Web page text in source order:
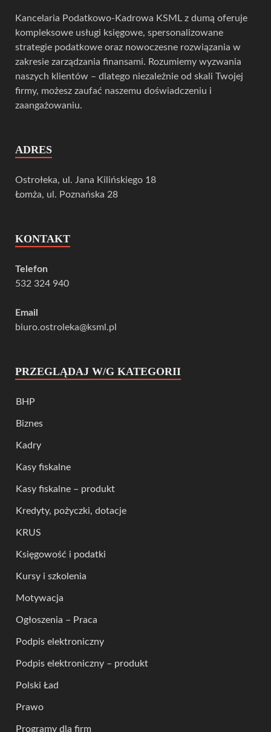
Kancelaria Podatkowo-Kadrowa KSML z dumą oferuje
kompleksowe usługi księgowe, spersonalizowane
strategie podatkowe oraz nowoczesne rozwiązania w
zakresie zarządzania finansami. Rozumiemy wyzwania
naszych klientów – dlatego niezależnie od skali Twojej
firmy, możesz zaufać naszemu doświadczeniu i
zaangażowaniu.
ADRES
Ostrołeka, ul. Jana Kilińskiego 18
Łomża, ul. Poznańska 28
KONTAKT
Telefon
532 324 940
Email
biuro.ostroleka@ksml.pl
PRZEGLĄDAJ W/G KATEGORII
BHP
Biznes
Kadry
Kasy fiskalne
Kasy fiskalne – produkt
Kredyty, pożyczki, dotacje
KRUS
Księgowość i podatki
Kursy i szkolenia
Motywacja
Ogłoszenia – Praca
Podpis elektroniczny
Podpis elektroniczny – produkt
Polski Ład
Prawo
Programy dla firm